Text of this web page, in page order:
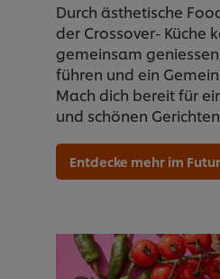
Durch ästhetische
der Crossover- Küche
gemeinsam
führen und ein
Mach dich bereit für
und schönen
Entdecke mehr im